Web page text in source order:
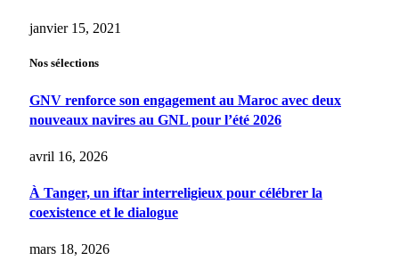
janvier 15, 2021
Nos sélections
GNV renforce son engagement au Maroc avec deux
nouveaux navires au GNL pour l’été 2026
avril 16, 2026
À Tanger, un iftar interreligieux pour célébrer la
coexistence et le dialogue
mars 18, 2026